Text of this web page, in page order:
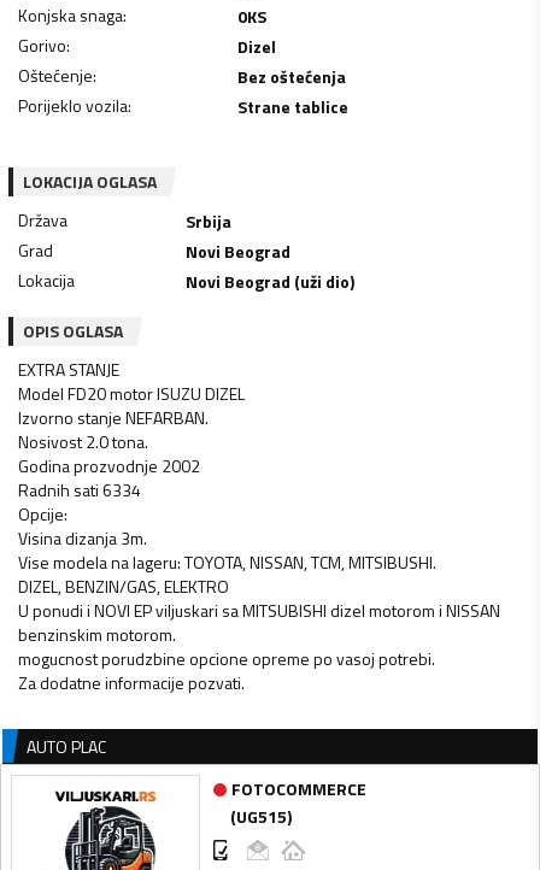
Konjska snaga: 0KS
Gorivo:
Dizel
Oštećenje:
Bez oštećenja
Porijeklo vozila: Strane tablice
LOKACIJA OGLASA
Država
Srbija
Grad
Novi Beograd
Lokacija
Novi Beograd (uži dio)
OPIS OGLASA
EXTRA STANJE
Model FD20 motor ISUZU DIZEL
Izvorno stanje NEFARBAN.
Nosivost 2.0 tona.
Godina prozvodnje 2002
Radnih sati 6334
Opcije:
Visina dizanja 3m.
Vise modela na lageru: TOYOTA, NISSAN, TCM, MITSIBUSHI.
DIZEL, BENZIN/GAS, ELEKTRO
U ponudi i NOVI EP viljuskari sa MITSUBISHI dizel motorom i NISSAN
benzinskim motorom.
mogucnost porudzbine opcione opreme po vasoj potrebi.
Za dodatne informacije pozvati.
AUTO PLAC
FOTOCOMMERCE
(UG515)